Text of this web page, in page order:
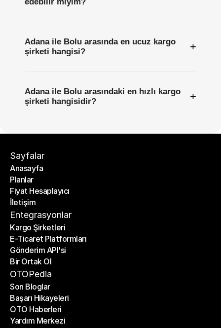
Adana ile Bolu arasında en ucuz kargo
şirketi hangisi?
+
Adana ile Bolu arasındaki en hızlı kargo
şirketi hangisidir?
+
Sayfalar
Anasayfa
Anasayfa
Planlar
Planlar
Fiyat Hesaplayıcı
Fiyat Hesaplayıcı
İletişim
İletişim
Entegrasyonlar
Kargo Şirketleri
Kargo Şirketleri
E-Ticaret Platformları
E-Ticaret Platformları
Gönderim API'si
Gönderim API'si
Bir Ortak Ol
Bir Ortak Ol
OTOPedia
Son Bloglar
Son Bloglar
Başarı Hikayeleri
Başarı Hikayeleri
OTO Haberleri
OTO Haberleri
Yardım Merkezi